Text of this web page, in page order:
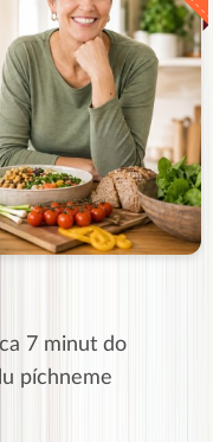
7 minut do
píchneme